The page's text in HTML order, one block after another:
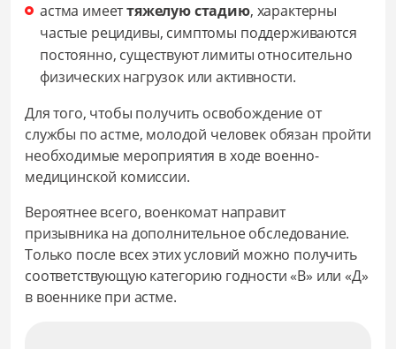
астма имееттяжелую стадию, характерны
частые рецидивы, симптомы поддерживаются
постоянно, существуют лимиты относительно
физических нагрузок или активности.
Для того, чтобы получить освобождение от
службы по астме, молодой человек обязан пройти
необходимые мероприятия в ходе военно-
медицинской комиссии.
Вероятнее всего, военкомат направит
призывника на дополнительное обследование.
Только после всех этих условий можно получить
соответствующую категорию годности «В» или «Д»
в военнике при астме.